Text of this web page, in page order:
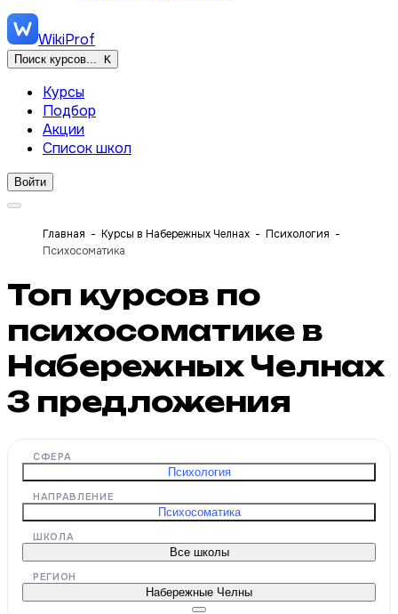
WikiProf
Поиск курсов... K
Курсы
Подбор
Акции
Список школ
Войти
Главная Курсы в Набережных Челнах
Психология
Психосоматика
Топ курсов по
психосоматике в
Набережных Челнах
3 предложения
СФЕРА
Психология
НАПРАВЛЕНИЕ
Психосоматика
ШКОЛА
Все школы
РЕГИОН
Набережные Челны